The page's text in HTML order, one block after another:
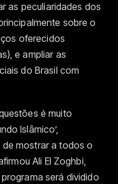
as peculiaridades dos
sobre o
oferecidos
e ampliar as
do Brasil com
é muito
Islâmico’,
mostrar a todos o
Ali El Zoghbi,
será dividido